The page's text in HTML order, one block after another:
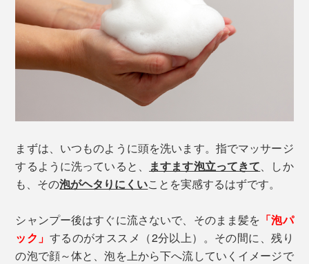
まずは、いつものように頭を洗います。指でマッサージ
するように洗っていると、
ますます泡立ってきて、しか
も、その泡がヘタりにくいことを実感するはずです。
シャンプー後はすぐに流さないで、そのまま髪を 「泡パ
ック」 するのがオススメ（2分以上）。その間に、残り
の泡で顔～体と、泡を上から下へ流していくイメージで